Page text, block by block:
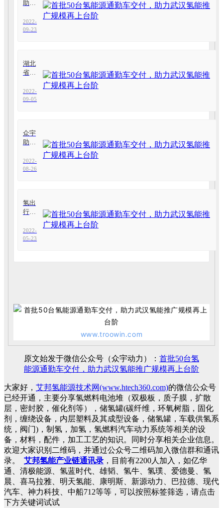
卫民
点赞
众宇
助
中国
新能
层论
坛在
行
2022-
09-23
湖北
省首
众宇
被认
电池
电堆
研究
中心
2022-
09-05
众宇
助
美丽
武汉
进中
国车
2022-
08-26
氢出
行生
众宇
助力
2022-
05-23
www.troowin.com
原文始发于微信公众号（众宇动力）： 首批50台氢
能源通勤车交付，助力武汉氢能推广规模再上台阶
大家好， 艾邦氢能源技术网(www.htech360.com)的微信公众号
已经开通，主要分享氢燃料电池堆（双极板，质子膜，扩散
层，密封胶，催化剂等），储氢罐(碳纤维，环氧树脂，固化
剂，缠绕设备，内层塑料及其成型设备，储氢罐，车载供氢系
统，阀门)，制氢，加氢，氢燃料汽车动力系统等相关的设
备，材料，配件，加工工艺的知识。同时分享相关企业信息。
欢迎大家识别二维码，并通过公众号二维码加入微信群和通讯
录。
艾邦氢能产业链通讯录 ，目前有2200人加入，如亿华
通、清极能源、氢蓝时代、雄韬、氢牛、氢璞、爱德曼、氢
晨、喜马拉雅、明天氢能、康明斯、新源动力、巴拉德、现代
汽车、神力科技、中船712等等，可以按照标签筛选，请点击
下方关键词试试